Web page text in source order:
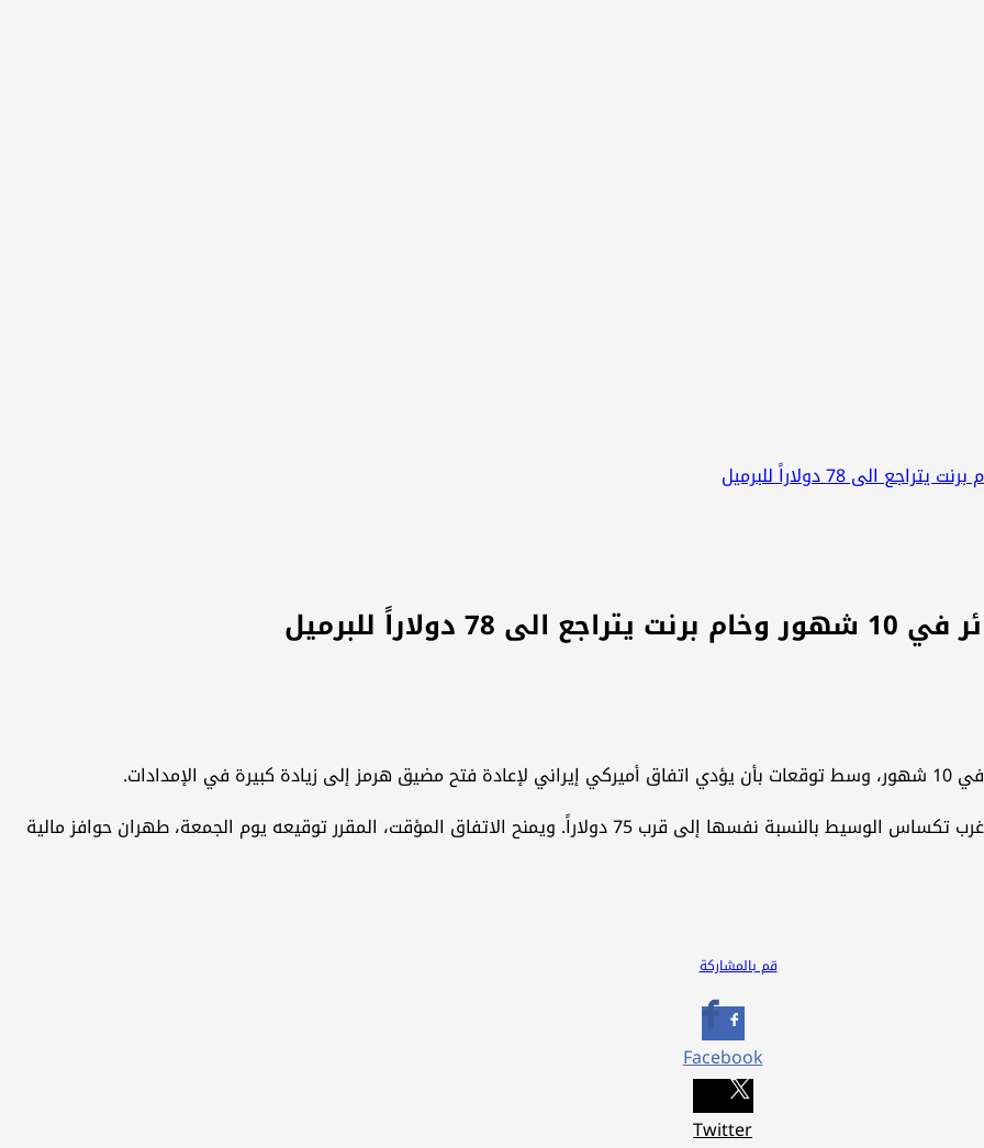
للبرميل
تراجع سعر مزيج برنت 1% صوب 78 دولاراً للبرميل، فيما تراجع خام غرب تكساس الوسيط بالنسبة نفسها إلى قرب 75 دولاراً. ويمنح الاتفاق المؤقت، المقرر توقيعه يوم الجمعة، طهران حوافز مالية
قم بالمشاركة
Facebook
Twitter